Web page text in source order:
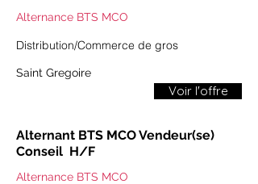
Alternance BTS MCO
​​Distribution/Commerce de gros​
Saint Gregoire
Voir l'offre
​​Alternant BTS MCO Vendeur(se)
Conseil ​ H/F
Alternance BTS MCO